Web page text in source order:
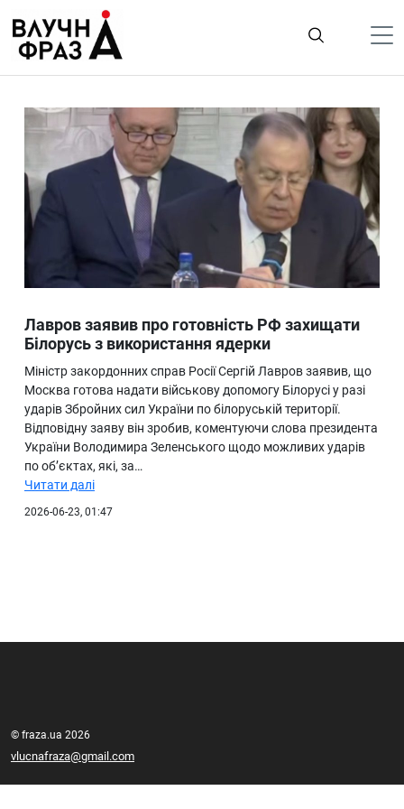
содержимому
Гроші
Життя
Лайфстайл
ТехноНаука
Людина
Ukraine
Про нас
Лавров заявив про готовність РФ захищати
Білорусь з використання ядерки
Міністр закордонних справ Росії Сергій Лавров заявив, що
Москва готова надати військову допомогу Білорусі у разі
ударів Збройних сил України по білоруській території.
Відповідну заяву він зробив, коментуючи слова президента
України Володимира Зеленського щодо можливих ударів
по об’єктах, які, за…
Читати далі
2026-06-23, 01:47
© fraza.ua 2026
vlucnafraza@gmail.com